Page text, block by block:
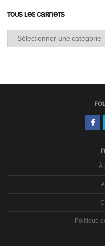
TOUS LES CARNETS
À
Politique